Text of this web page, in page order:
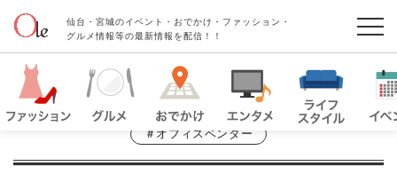
仙台・宮城のイベント・おでかけ・ファッション・
グルメ情報等の最新情報を配信！！
＃オフィスベンダー